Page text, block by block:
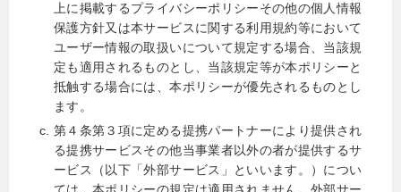
上に掲載するプライバシーポリシーその他の個人情報
保護方針又は本サービスに関する利用規約等において
ユーザー情報の取扱いについて規定する場合、当該規
定も適用されるものとし、当該規定等が本ポリシーと
抵触する場合には、本ポリシーが優先されるものとし
ます。
第４条第３項に定める提携パートナーにより提供され
る提携サービスその他当事業者以外の者が提供するサ
ービス（以下「外部サービス」といいます。）につい